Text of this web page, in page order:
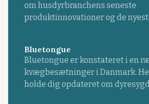
om husdyrbranchens seneste
produktinnovationer og de
Bluetongue
Bluetongue er konstateret i en
kvægbesætninger i Danmark.
holde dig opdateret om